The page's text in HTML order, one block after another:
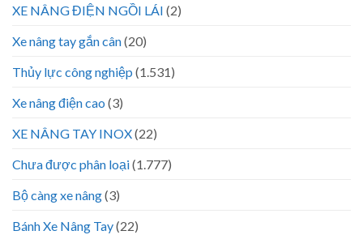
XE NÂNG ĐIỆN NGỒI LÁI (2)
Xe nâng tay gắn cân(20)
Thủy lực công nghiệp (1.531)
Xe nâng điện cao (3)
XE NÂNG TAY INOX(22)
Chưa được phân loại(1.777)
Bộ càng xe nâng(3)
Bánh Xe Nâng Tay(22)